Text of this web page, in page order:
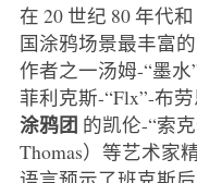
在 20 世纪 80 年代
国涂鸦场景最丰富
作者之一汤姆-“墨水
菲利克斯-“Flx”-布
涂鸦团 的凯伦-“索
Thomas）等艺术家